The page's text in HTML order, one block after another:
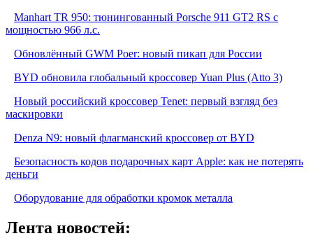
Manhart TR 950: тюнингованный Porsche 911 GT2 RS с
мощностью 966 л.с.
Обновлённый GWM Poer: новый пикап для России
BYD обновила глобальный кроссовер Yuan Plus (Atto 3)
Новый российский кроссовер Tenet: первый взгляд без
маскировки
Denza N9: новый флагманский кроссовер от BYD
Безопасность кодов подарочных карт Apple: как не потерять
деньги
Оборудование для обработки кромок металла
Лента новостей: